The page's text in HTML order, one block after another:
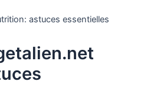
astuces essentielles